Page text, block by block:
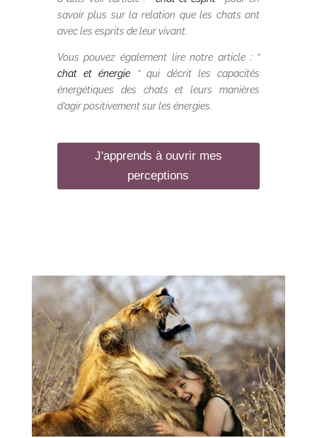
savoir plus sur la relation que les chats ont
avec les esprits de leur vivant.
Vous pouvez également lire notre article : ”
chat et énergie ” qui décrit les capacités
énergétiques des chats et leurs manières
d’agir positivement sur les énergies.
J'apprends à ouvrir mes
perceptions